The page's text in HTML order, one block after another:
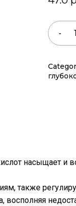
насыщает и
также
восполняя